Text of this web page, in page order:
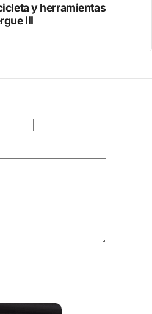
y herramientas
III